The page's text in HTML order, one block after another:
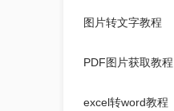
图片转文字教程
PDF图片获取教程
excel转word教程